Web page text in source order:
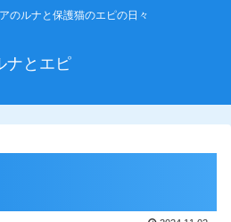
のルナと保護猫のエピの日々
ナとエピ